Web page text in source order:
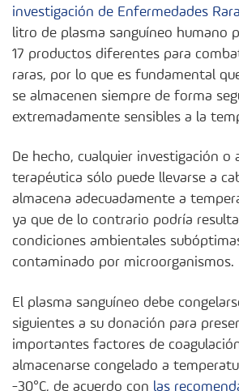
investigación de Enfermedades
litro de plasma sanguíneo humano
17 productos diferentes para
raras, por lo que es fundamental
se almacenen siempre de forma
extremadamente sensibles a la
De hecho, cualquier investigación o
terapéutica sólo puede llevarse a
almacena adecuadamente a
ya que de lo contrario podría
condiciones ambientales
contaminado por microorganismos.
El plasma sanguíneo debe
siguientes a su donación para
importantes factores de
almacenarse congelado a
-30°C, de acuerdo con las